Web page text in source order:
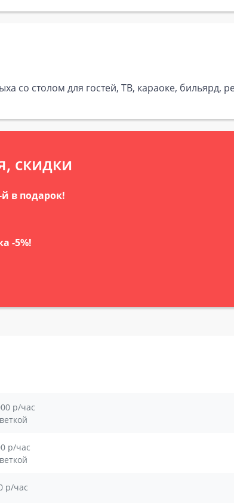
со столом для гостей, ТВ, караоке, бильярд,
скидки
в подарок!
-5%!
р/час
р/час
р/час